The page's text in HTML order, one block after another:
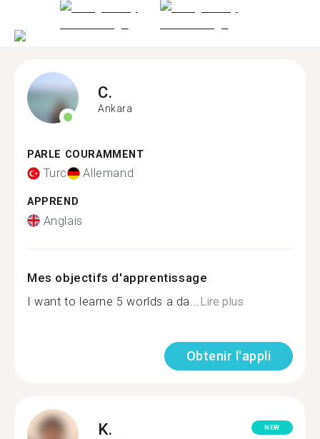
C.
Ankara
PARLE COURAMMENT
Turc Allemand
APPREND
Anglais
Mes objectifs d'apprentissage
I want to learne 5 worlds a da... Lire plus
Obtenir l'appli
K. NEW